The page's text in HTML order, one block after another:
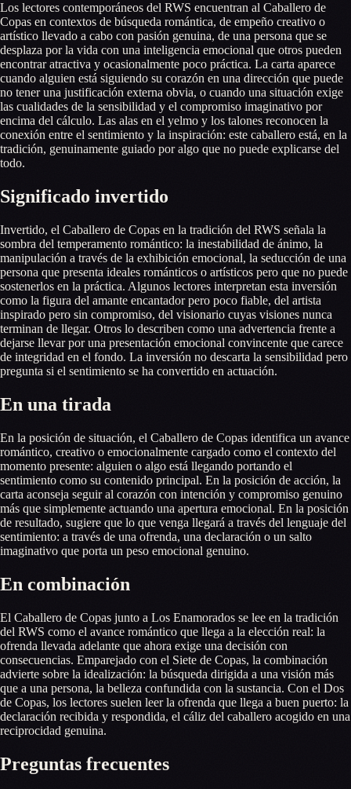
Los lectores contemporáneos del RWS encuentran al Caballero de
Copas en contextos de búsqueda romántica, de empeño creativo o
artístico llevado a cabo con pasión genuina, de una persona que se
desplaza por la vida con una inteligencia emocional que otros pueden
encontrar atractiva y ocasionalmente poco práctica. La carta aparece
cuando alguien está siguiendo su corazón en una dirección que puede
no tener una justificación externa obvia, o cuando una situación exige
las cualidades de la sensibilidad y el compromiso imaginativo por
encima del cálculo. Las alas en el yelmo y los talones reconocen la
conexión entre el sentimiento y la inspiración: este caballero está, en la
tradición, genuinamente guiado por algo que no puede explicarse del
todo.
Significado invertido
Invertido, el Caballero de Copas en la tradición del RWS señala la
sombra del temperamento romántico: la inestabilidad de ánimo, la
manipulación a través de la exhibición emocional, la seducción de una
persona que presenta ideales románticos o artísticos pero que no puede
sostenerlos en la práctica. Algunos lectores interpretan esta inversión
como la figura del amante encantador pero poco fiable, del artista
inspirado pero sin compromiso, del visionario cuyas visiones nunca
terminan de llegar. Otros lo describen como una advertencia frente a
dejarse llevar por una presentación emocional convincente que carece
de integridad en el fondo. La inversión no descarta la sensibilidad pero
pregunta si el sentimiento se ha convertido en actuación.
En una tirada
En la posición de situación, el Caballero de Copas identifica un avance
romántico, creativo o emocionalmente cargado como el contexto del
momento presente: alguien o algo está llegando portando el
sentimiento como su contenido principal. En la posición de acción, la
carta aconseja seguir al corazón con intención y compromiso genuino
más que simplemente actuando una apertura emocional. En la posición
de resultado, sugiere que lo que venga llegará a través del lenguaje del
sentimiento: a través de una ofrenda, una declaración o un salto
imaginativo que porta un peso emocional genuino.
En combinación
El Caballero de Copas junto a Los Enamorados se lee en la tradición
del RWS como el avance romántico que llega a la elección real: la
ofrenda llevada adelante que ahora exige una decisión con
consecuencias. Emparejado con el Siete de Copas, la combinación
advierte sobre la idealización: la búsqueda dirigida a una visión más
que a una persona, la belleza confundida con la sustancia. Con el Dos
de Copas, los lectores suelen leer la ofrenda que llega a buen puerto: la
declaración recibida y respondida, el cáliz del caballero acogido en una
reciprocidad genuina.
Preguntas frecuentes